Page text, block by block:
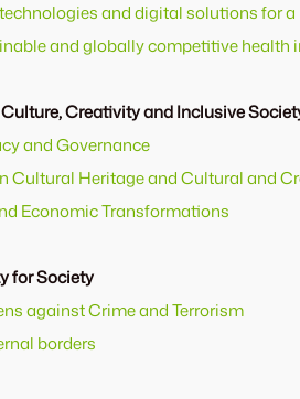
and digital solutions for
and globally competitive health
Creativity and Inclusive
and Governance
Cultural Heritage and Cultural and
Economic Transformations
for Society
against Crime and Terrorism
borders